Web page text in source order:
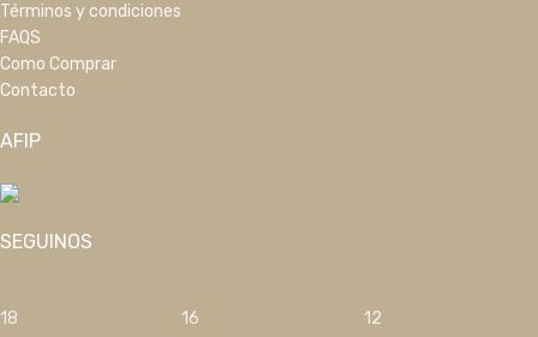
Términos y condiciones
FAQS
Como Comprar
Contacto
AFIP
SEGUINOS
18 16 12